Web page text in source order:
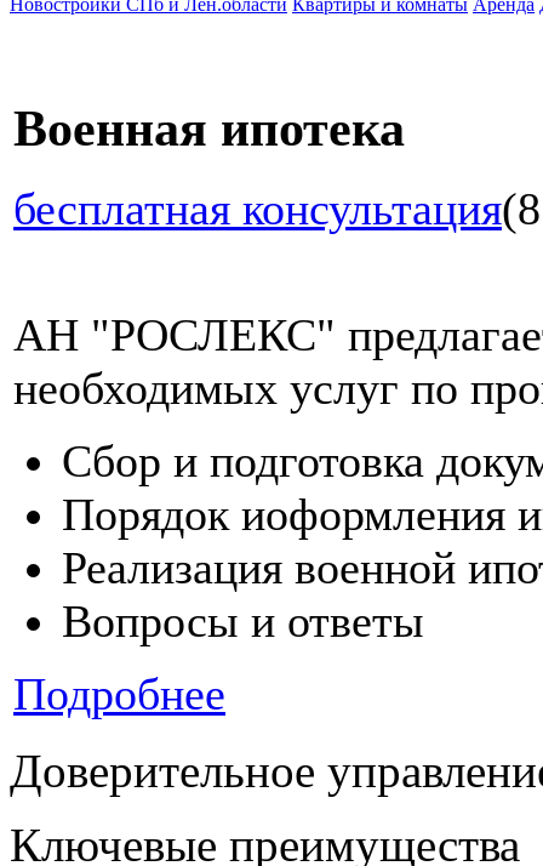
Военная ипотека
бесплатная консультация
АН "РОСЛЕКС"
необходимых услуг по
Сбор и подготовка
Порядок иоформления
Реализация военной
Вопросы и ответы
Подробнее
Доверительное
Ключевые преимущества